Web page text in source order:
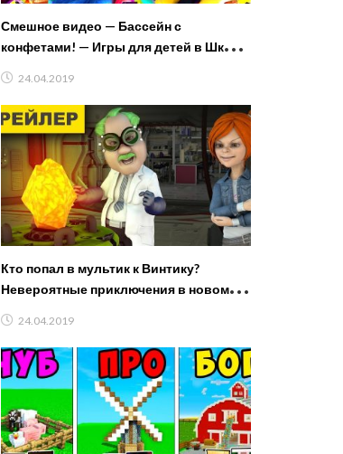
Смешное видео — Бассейн с
конфетами! — Игры для детей в Школе
24.04.2019
Кто попал в мультик к Винтику?
Невероятные приключения в новом
24.04.2019